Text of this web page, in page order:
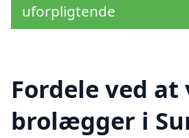
uforpligtende
Fordele ved
brolægger i